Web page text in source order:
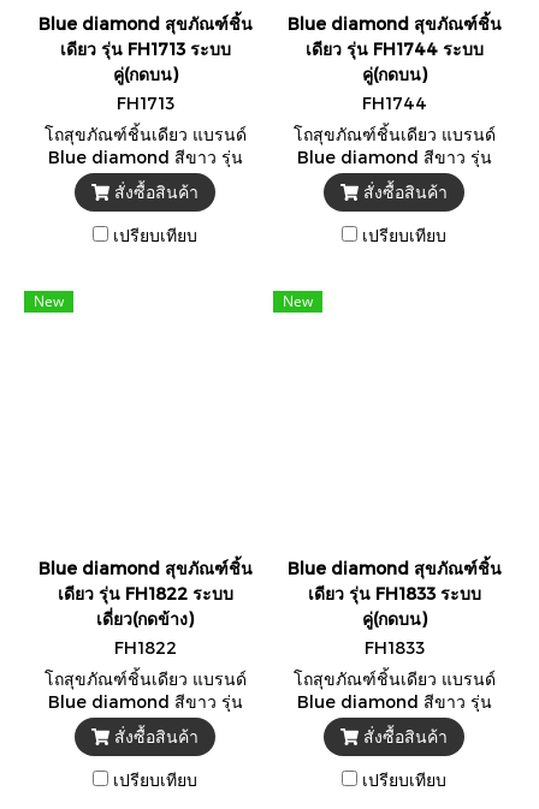
Blue diamond สุขภัณฑ์ชิ้น
เดียว รุ่น FH1713 ระบบ
คู่(กดบน)
FH1713
โถสุขภัณฑ์ชิ้นเดียว แบรนด์
Blue diamond สีขาว รุ่น
FH1713 ** แถมสายน้ำดีสแตน
เลส 1 เส้น + ขี้ผึ้งกันกลิ่น **
-รับรองมาตรฐาน มอก. TIS
792-2554
สั่งซื้อสินค้า
เปรียบเทียบ
Blue diamond สุขภัณฑ์ชิ้น
เดียว รุ่น FH1744 ระบบ
คู่(กดบน)
FH1744
โถสุขภัณฑ์ชิ้นเดียว แบรนด์
Blue diamond สีขาว รุ่น
FH1744 ** แถมสายน้ำดีสแตน
เลส 1 เส้น + ขี้ผึ้งกันกลิ่น **
-รับรองมาตรฐาน มอก. TIS
792-2554
สั่งซื้อสินค้า
เปรียบเทียบ
New
Blue diamond สุขภัณฑ์ชิ้น
เดียว รุ่น FH1822 ระบบ
เดี่ยว(กดข้าง)
FH1822
โถสุขภัณฑ์ชิ้นเดียว แบรนด์
Blue diamond สีขาว รุ่น
FH1822 ** แถมสายน้ำดีสแตน
เลส 1 เส้น + ขี้ผึ้งกันกลิ่น **
-รับรองมาตรฐาน มอก. TIS
792-2554
สั่งซื้อสินค้า
เปรียบเทียบ
New
Blue diamond สุขภัณฑ์ชิ้น
เดียว รุ่น FH1833 ระบบ
คู่(กดบน)
FH1833
โถสุขภัณฑ์ชิ้นเดียว แบรนด์
Blue diamond สีขาว รุ่น
FH1833 ** แถมสายน้ำดีสแตน
เลส 1 เส้น + ขี้ผึ้งกันกลิ่น **
-รับรองมาตรฐาน มอก. TIS
792-2554
สั่งซื้อสินค้า
เปรียบเทียบ